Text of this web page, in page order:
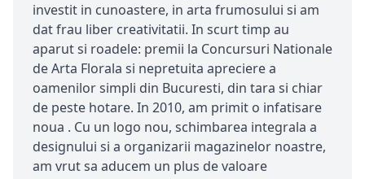
investit in cunoastere, in arta frumosului si am
dat frau liber creativitatii. In scurt timp au
aparut si roadele: premii la Concursuri Nationale
de Arta Florala si nepretuita apreciere a
oamenilor simpli din Bucuresti, din tara si chiar
de peste hotare. In 2010, am primit o infatisare
noua . Cu un logo nou, schimbarea integrala a
designului si a organizarii magazinelor noastre,
am vrut sa aducem un plus de valoare